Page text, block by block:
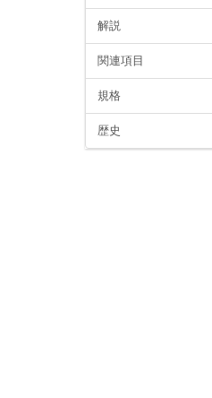
解説
関連項目
規格
歴史